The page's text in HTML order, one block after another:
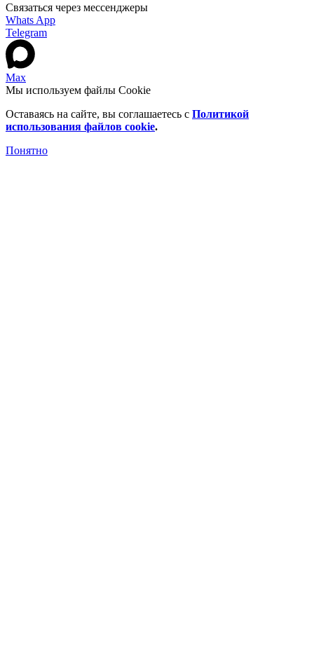
Связаться через мессенджеры
Whats App
Telegram
Max
Мы используем файлы Cookie
Оставаясь на сайте, вы соглашаетесь c Политикой
использования файлов cookie.
Понятно